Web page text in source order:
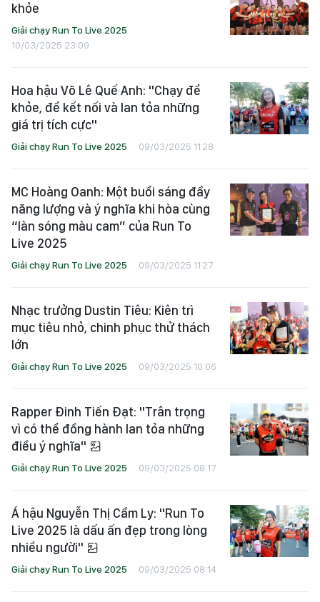
khỏe
Giải chạy Run To Live 2025
10/03/2025 23:09
Hoa hậu Võ Lê Quế Anh: "Chạy để
khỏe, để kết nối và lan tỏa những
giá trị tích cực"
Giải chạy Run To Live 2025 09/03/2025 11:28
MC Hoàng Oanh: Một buổi sáng đầy
năng lượng và ý nghĩa khi hòa cùng
“làn sóng màu cam” của Run To
Live 2025
Giải chạy Run To Live 2025 09/03/2025 11:27
Nhạc trưởng Dustin Tiêu: Kiên trì
mục tiêu nhỏ, chinh phục thử thách
lớn
Giải chạy Run To Live 2025 09/03/2025 10:06
Rapper Đinh Tiến Đạt: "Trân trọng
vì có thể đồng hành lan tỏa những
điều ý nghĩa"
Giải chạy Run To Live 2025 09/03/2025 08:17
Á hậu Nguyễn Thị Cẩm Ly: "Run To
Live 2025 là dấu ấn đẹp trong lòng
nhiều người"
Giải chạy Run To Live 2025 09/03/2025 08:14